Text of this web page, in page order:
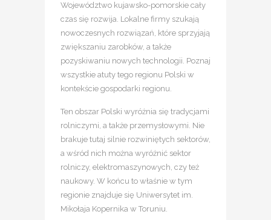
Województwo kujawsko-pomorskie cały
czas się rozwija. Lokalne firmy szukają
nowoczesnych rozwiązań, które sprzyjają
zwiększaniu zarobków, a także
pozyskiwaniu nowych technologii. Poznaj
wszystkie atuty tego regionu Polski w
kontekście gospodarki regionu.
Ten obszar Polski wyróżnia się tradycjami
rolniczymi, a także przemysłowymi. Nie
brakuje tutaj silnie rozwiniętych sektorów,
a wśród nich można wyróżnić sektor
rolniczy, elektromaszynowych, czy też
naukowy. W końcu to właśnie w tym
regionie znajduje się Uniwersytet im.
Mikołaja Kopernika w Toruniu.